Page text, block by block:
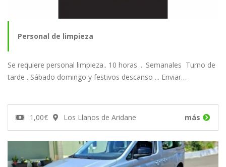
Personal de limpieza
Se requiere personal limpieza.. 10 horas ... Semanales Turno de
tarde . Sábado domingo y festivos descanso ... Enviar…
1,00€ Los Llanos de Aridane más